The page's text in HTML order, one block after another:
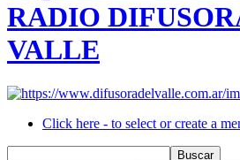
RADIO
VALLE
Click here - to select or create a